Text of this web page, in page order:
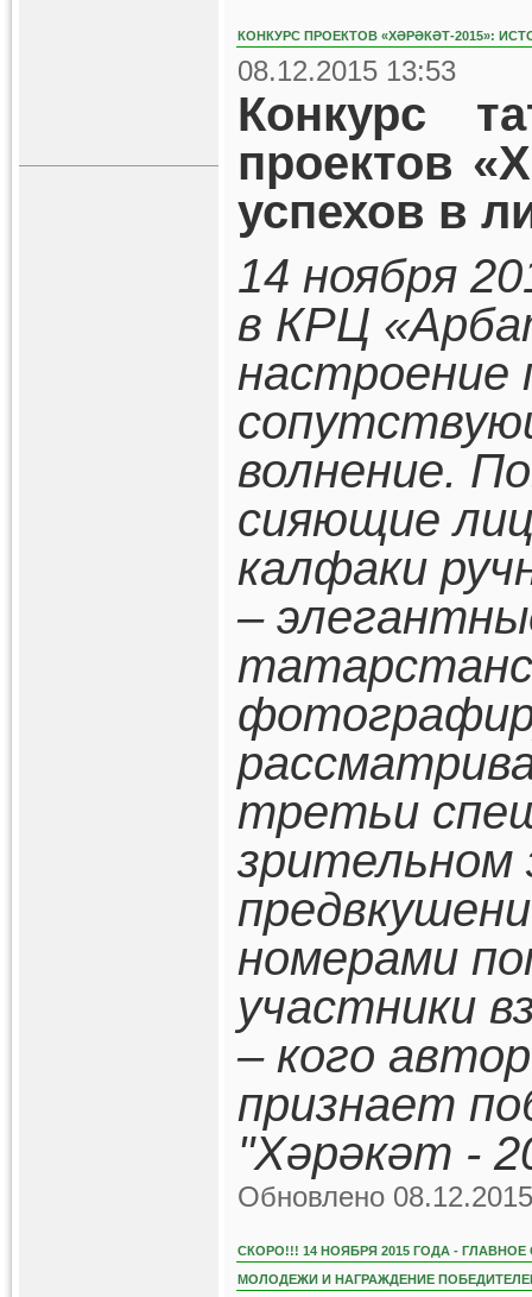
КОНКУРС ПРОЕКТОВ «ХӘРӘКӘТ-2015»:
08.12.2015 13:53
Конкурс
проектов
успехов в
14 ноября
в КРЦ
настроение
волнение.
сияющие
калфаки
–
третьи
зрительном
номерами
участники
– кого
признает
"Хәрәкәт -
Обновлено
СКОРО!!! 14 НОЯБРЯ 2015 ГОДА -
МОЛОДЕЖИ И НАГРАЖДЕНИЕ